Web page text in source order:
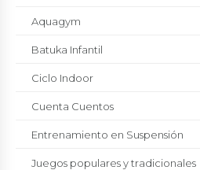
Aquagym
Batuka Infantil
Ciclo Indoor
Cuenta Cuentos
Entrenamiento en Suspensión
Juegos populares y tradicionales